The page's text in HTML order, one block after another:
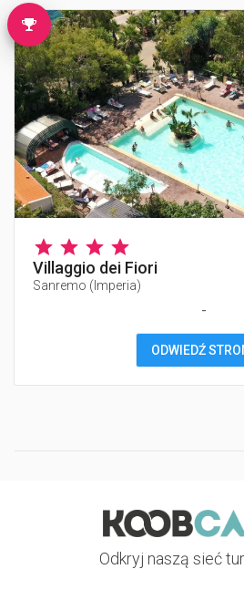
Villaggio dei Fiori
Sanremo ( Imperia)
-
ODWIEDŹ
Odkryj naszą sieć